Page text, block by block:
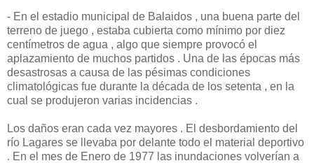
- En el estadio municipal de Balaidos , una buena parte del
terreno de juego , estaba cubierta como mínimo por diez
centímetros de agua , algo que siempre provocó el
aplazamiento de muchos partidos . Una de las épocas más
desastrosas a causa de las pésimas condiciones
climatológicas fue durante la década de los setenta , en la
cual se produjeron varias incidencias .
Los daños eran cada vez mayores . El desbordamiento del
río Lagares se llevaba por delante todo el material deportivo
. En el mes de Enero de 1977 las inundaciones volverían a